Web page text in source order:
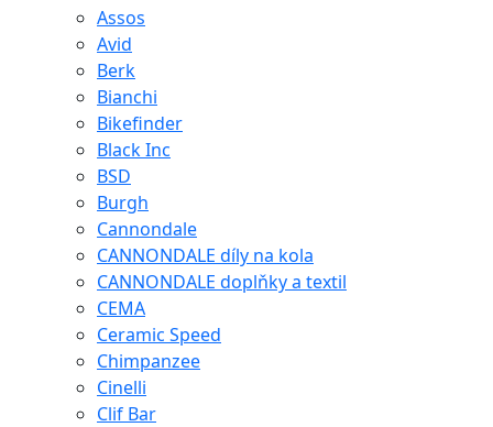
Assos
Avid
Berk
Bianchi
Bikefinder
Black Inc
BSD
Burgh
Cannondale
CANNONDALE díly na kola
CANNONDALE doplňky a textil
CEMA
Ceramic Speed
Chimpanzee
Cinelli
Clif Bar